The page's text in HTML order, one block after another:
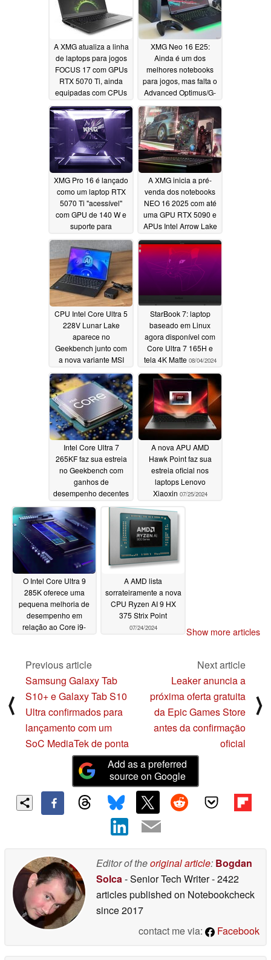
A XMG atualiza a linha
de laptops para jogos
FOCUS 17 com GPUs
RTX 5070 Ti, ainda
equipadas com CPUs
07/15/2025
XMG Neo 16 E25:
Ainda é um dos
melhores notebooks
para jogos, mas falta o
Advanced Optimus/G-
05/21/2025
XMG Pro 16 é lançado
como um laptop RTX
5070 Ti "acessível"
com GPU de 140 W e
suporte para
04/10/2025
A XMG inicia a pré-
venda dos notebooks
NEO 16 2025 com até
uma GPU RTX 5090 e
APUs Intel Arrow Lake
02/27/2025
CPU Intel Core Ultra 5
228V Lunar Lake
aparece no
Geekbench junto com
a nova variante MSI
08/06/2024
StarBook 7: laptop
baseado em Linux
agora disponível com
Core Ultra 7 165H e
tela 4K Matte 08/04/2024
Intel Core Ultra 7
265KF faz sua estreia
no Geekbench com
ganhos de
desempenho decentes
Lake
07/27/2024
A nova APU AMD
Hawk Point faz sua
estreia oficial nos
laptops Lenovo
Xiaoxin 07/25/2024
O Intel Core Ultra 9
285K oferece uma
pequena melhoria de
desempenho em
relação ao Core i9-
vazaram 07/25/2024
A AMD lista
sorrateiramente a nova
CPU Ryzen AI 9 HX
375 Strix Point
07/24/2024 Show more articles
⟨
Previous article
Samsung Galaxy Tab
S10+ e Galaxy Tab S10
Ultra confirmados para
lançamento com um
SoC MediaTek de ponta
Next article
Leaker anuncia a
próxima oferta gratuita
da Epic Games Store
antes da confirmação
oficial
⟩
Add as a preferred
source on Google
Editor of theoriginal article: Bogdan
Solca- Senior Tech Writer- 2422
articles published on Notebookcheck
since 2017
contact me via:
Facebook